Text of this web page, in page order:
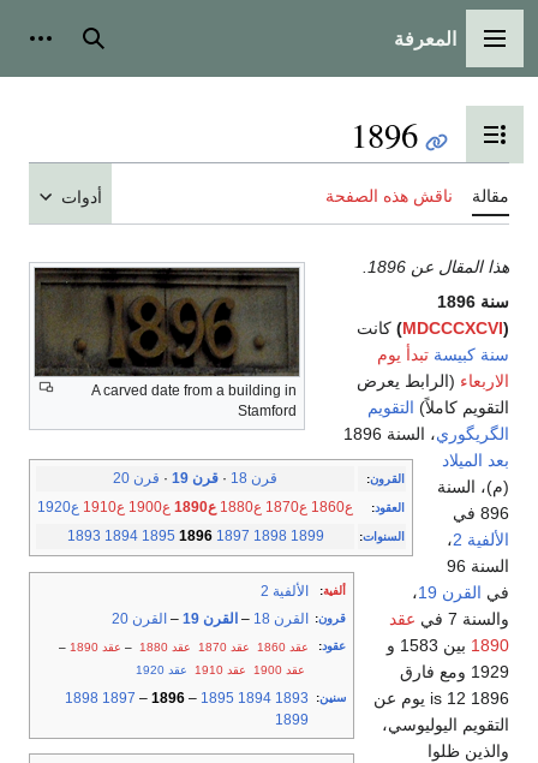
القائمة الرئيسية
المعرفة بحث
تبديل عرض جدول المحتويات
1896
مقالة ناقش هذه الصفحة أدوات
A carved date from a building in
Stamford
القرون: قرن 18 · قرن 19 · قرن 20
العقود: ع1860 ع1870 ع1880 ع1890 ع1900 ع1910 ع1920
السنوات:
1893 1894 1895 1896 1897 1898 1899
هذا المقال عن 1896.
ألفية: الألفية 2
قرون: القرن 18 – القرن 19 – القرن 20
عقود: عقد 1860 عقد 1870 عقد 1880 – عقد 1890
–
عقد 1900
عقد 1910 عقد 1920
سنين:
1893
1894
1895
–
1896
–
1897
1898
1899
سنة 1896
(
MDCCCXCVI
) كانت
سنة كبيسة تبدأ يوم
الاربعاء (الرابط يعرض
التقويم كاملاً) التقويم
الگريگوري، السنة 1896
بعد الميلاد
(م)، السنة
896 في
الألفية 2
،
السنة 96
في القرن 19
،
والسنة 7 في
عقد
1890
بين 1583 و
1929 ومع فارق
1896 is 12 يوم عن
التقويم اليوليوسي،
والذين ظلوا